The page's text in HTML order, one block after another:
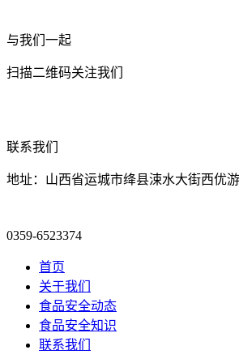
与我们一起
扫描二维码关注我们
联系我们
地址：山西省运城市绛县涑水大街西优
0359-6523374
首页
关于我们
食品安全动态
食品安全知识
联系我们